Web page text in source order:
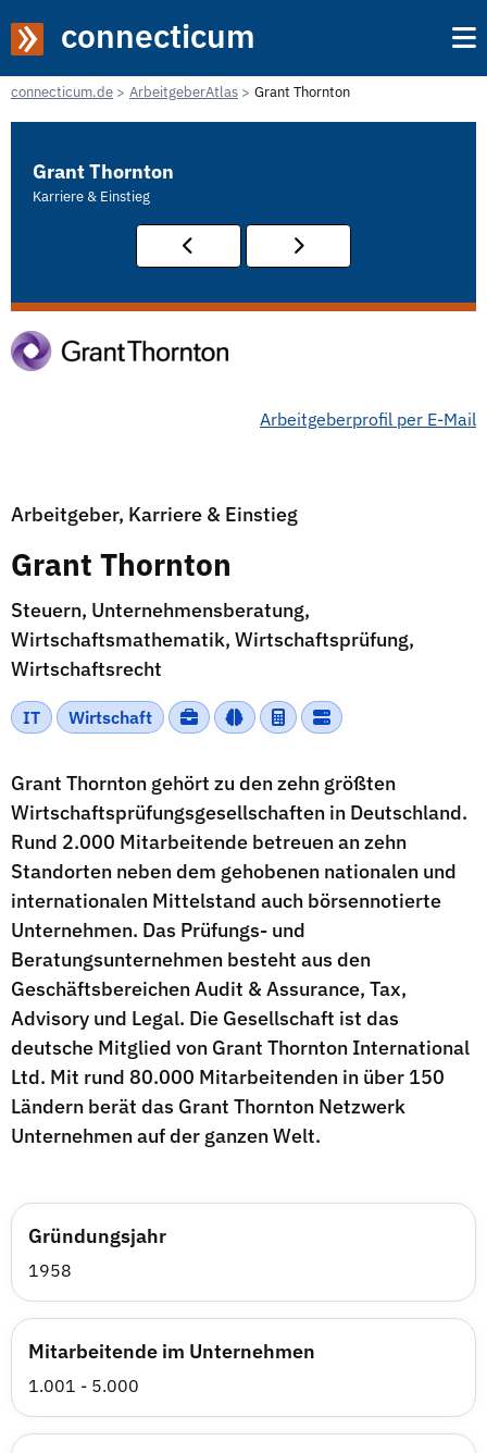
connecticum
connecticum.de ArbeitgeberAtlas Grant Thornton
Grant Thornton
Karriere & Einstieg
Arbeitgeberprofil per E-Mail
Arbeitgeber, Karriere & Einstieg
Grant Thornton
Steuern, Unternehmensberatung,
Wirtschaftsmathematik, Wirtschaftsprüfung,
Wirtschaftsrecht
IT Wirtschaft
Grant Thornton gehört zu den zehn größten
Wirtschaftsprüfungsgesellschaften in Deutschland.
Rund 2.000 Mitarbeitende betreuen an zehn
Standorten neben dem gehobenen nationalen und
internationalen Mittelstand auch börsennotierte
Unternehmen. Das Prüfungs- und
Beratungsunternehmen besteht aus den
Geschäftsbereichen Audit & Assurance, Tax,
Advisory und Legal. Die Gesellschaft ist das
deutsche Mitglied von Grant Thornton International
Ltd. Mit rund 80.000 Mitarbeitenden in über 150
Ländern berät das Grant Thornton Netzwerk
Unternehmen auf der ganzen Welt.
Gründungsjahr
1958
Mitarbeitende im Unternehmen
1.001 - 5.000